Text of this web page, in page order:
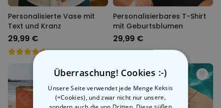
Personalisierte Vase mit
Text und Kranz
29,99 €
Personalisierbares T-Shirt
mit Geburtsblumen
29,99 €
Überraschung! Cookies :-)
Unsere Seite verwendet jede Menge Keksis
(=Cookies), und zwar nicht nur unsere,
sondern auch die von Dritten. Diese süßen